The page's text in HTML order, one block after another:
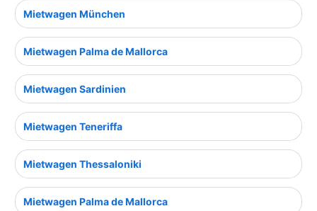
Mietwagen München
Mietwagen Palma de Mallorca
Mietwagen Sardinien
Mietwagen Teneriffa
Mietwagen Thessaloniki
Mietwagen Palma de Mallorca